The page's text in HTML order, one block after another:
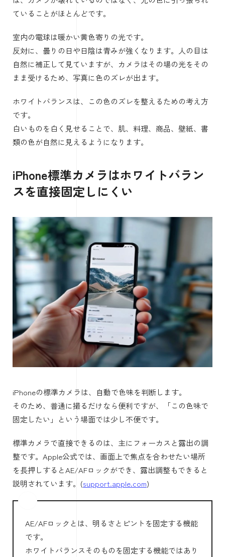
ていることがほとんどです。
室内の電球は暖かい黄色寄りの光です。
反対に、曇りの日や日陰は青みが強くなります。人の目は
自然に補正して見ていますが、カメラはその場の光をその
まま受けるため、写真に色のズレが出ます。
ホワイトバランスは、この色のズレを整えるための考え方
です。
白いものを白く見せることで、肌、料理、商品、壁紙、書
類の色が自然に見えるようになります。
iPhone標準カメラはホワイトバラン
スを直接固定しにくい
iPhoneの標準カメラは、自動で色味を判断します。
そのため、普通に撮るだけなら便利ですが、「この色味で
固定したい」という場面では少し不便です。
標準カメラで直接できるのは、主にフォーカスと露出の調
整です。Apple公式では、画面上で焦点を合わせたい場所
を長押しするとAE/AFロックができ、露出調整もできると
説明されています。(support.apple.com)
AE/AFロックとは、明るさとピントを固定する機能
です。
ホワイトバランスそのものを固定する機能ではあり